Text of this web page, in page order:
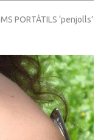
PORTÀTILS ‘penjolls’